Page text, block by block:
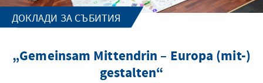
ДОКЛАДИ ЗА СЪБИТИЯ
„Gemeinsam Mittendrin – Europa (mit-)
gestalten“